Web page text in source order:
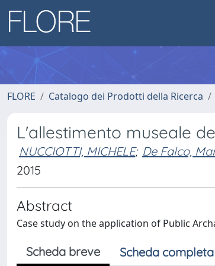
FLORE Catalogo dei Prodotti della Ricerca
L'allestimento museale
NUCCIOTTI, MICHELE; De Falco,
2015
Abstract
Case study on the application of Public
Scheda breve Scheda completa